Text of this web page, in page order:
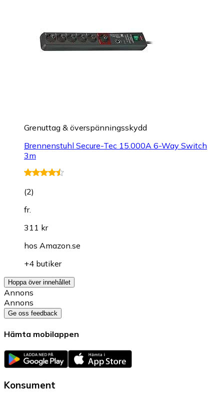
Grenuttag & överspänningsskydd
Brennenstuhl Secure-Tec 15.000A 6-Way Switch
3m
(2)
fr.
311 kr
hos Amazon.se
+4 butiker
Hoppa över innehållet
Annons
Annons
Ge oss feedback
Hämta mobilappen
Konsument